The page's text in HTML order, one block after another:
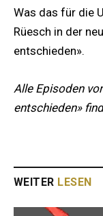
Was das für die
Rüesch in der
entschieden».
Alle Episoden
entschieden»
WEITER LESEN